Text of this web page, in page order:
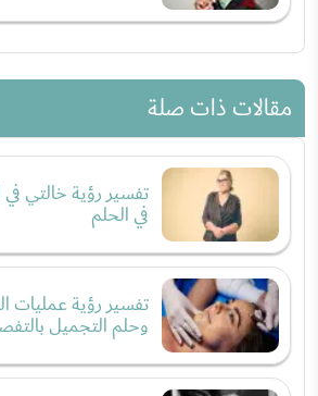
مقالات ذات صلة
تفسير رؤية خالتي في
في الحلم
تفسير رؤية عمليات
وحلم التجميل